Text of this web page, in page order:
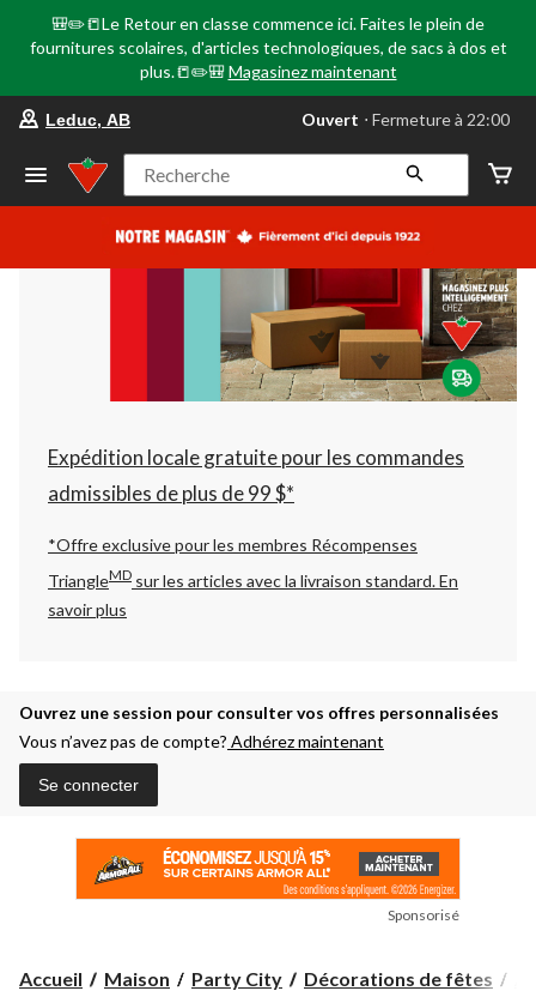
🎒✏️📒Le Retour en classe commence ici. Faites le plein de
fournitures scolaires, d'articles technologiques, de sacs à dos et
plus.📒✏️🎒 Magasinez maintenant
votre
préféré
Leduc,
AB,
courament
Fermeture
à
22:00
cliquer
pour
changer
Leduc, AB Ouvert ⋅ Fermeture à 22:00
Recherche
Expédition locale gratuite pour les commandes
admissibles de plus de 99 $*
*Offre exclusive pour les membres Récompenses
TriangleMD sur les articles avec la livraison standard.En
savoir plus
Ouvrez une session pour consulter vos offres personnalisées
Vous n’avez pas de compte? Adhérez maintenant
Se connecter
Sponsorisé
Accueil Maison Party City Décorations de fêtes